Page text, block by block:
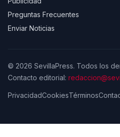
Preguntas Frecuentes
Enviar Noticias
© 2026 SevillaPress. Todos los
Contacto editorial:
PrivacidadCookiesTérminos